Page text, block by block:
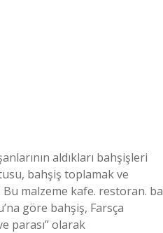
aldıkları bahşişleri
bahşiş toplamak ve
malzeme kafe. restoran.
göre bahşiş, Farsça
parası” olarak